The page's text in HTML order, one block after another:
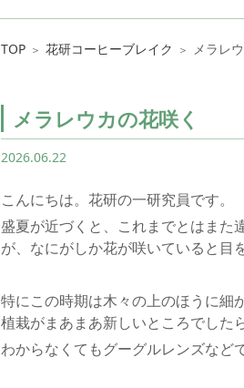
TOP ＞ 花研コーヒーブレイク ＞ メラレ
メラレウカの花咲く
2026.06.22
こんにちは。花研の一研究員です。
盛夏が近づくと、これまでとはまた
が、なにがしか花が咲いていると目
特にこの時期は木々の上のほうに細
植栽がまあまあ新しいところでした
わからなくてもグーグルレンズなど